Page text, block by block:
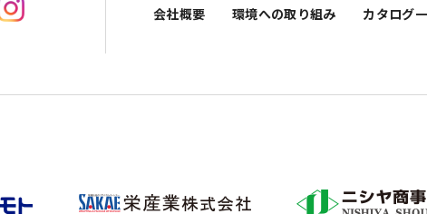
会社概要 環境への取り組み カタログ